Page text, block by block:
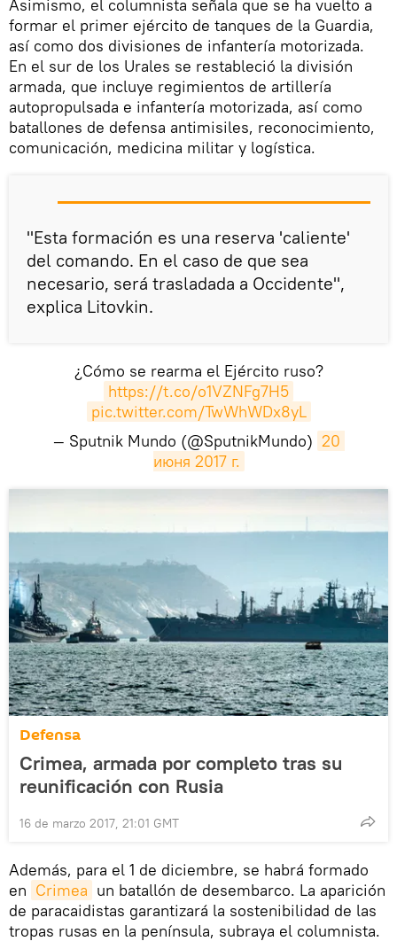
Asimismo, el columnista señala que se ha vuelto a
formar el primer ejército de tanques de la Guardia,
así como dos divisiones de infantería motorizada.
En el sur de los Urales se restableció la división
armada, que incluye regimientos de artillería
autopropulsada e infantería motorizada, así como
batallones de defensa antimisiles, reconocimiento,
comunicación, medicina militar y logística.
"Esta formación es una reserva 'caliente'
del comando. En el caso de que sea
necesario, será trasladada a Occidente",
explica Litovkin.
¿Сómo se rearma el Ejército ruso?
https://t.co/o1VZNFg7H5
pic.twitter.com/TwWhWDx8yL
— Sputnik Mundo (@SputnikMundo) 20
июня 2017 г.
Defensa
Crimea, armada por completo tras su
reunificación con Rusia
16 de marzo 2017, 21:01 GMT
​Además, para el 1 de diciembre, se habrá formado
en Crimea un batallón de desembarco. La aparición
de paracaidistas garantizará la sostenibilidad de las
tropas rusas en la península, subraya el columnista.